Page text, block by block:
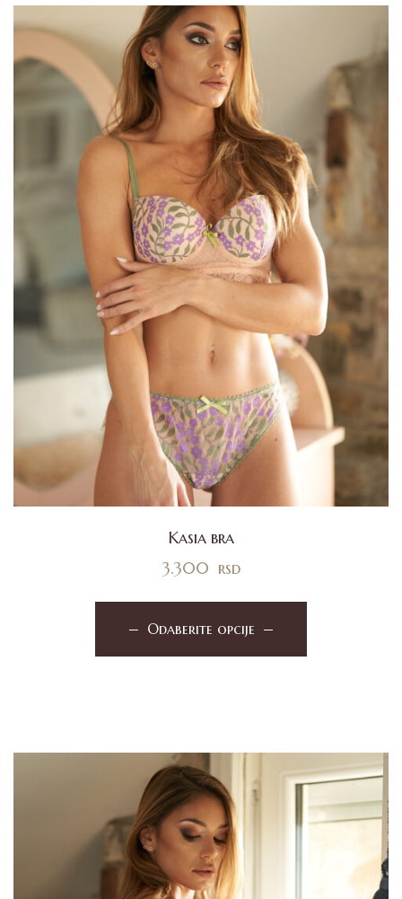
Kasia bra
3.300 rsd
Odaberite opcije